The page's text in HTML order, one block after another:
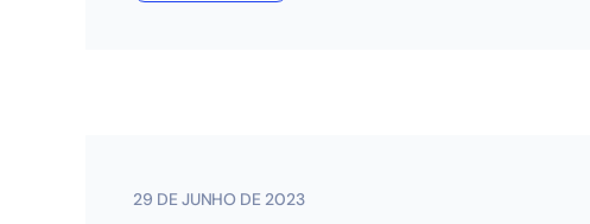
29 DE JUNHO DE 2023